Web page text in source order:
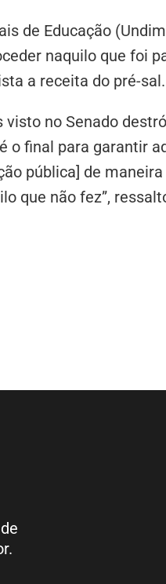
de Educação
naquilo que foi
a receita do pré-sal.
no Senado
o final para garantir
pública] de
que não fez”,